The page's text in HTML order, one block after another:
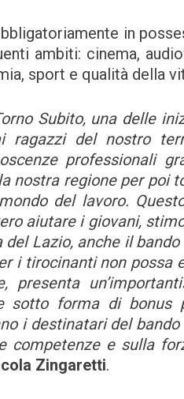
in
ambiti: cinema,
sport e qualità della
Subito, una delle
del nostro
professionali
nostra regione per poi
del lavoro.
aiutare i giovani,
Lazio, anche il bando
i tirocinanti non possa
sotto forma di bonus
i destinatari del bando
competenze e sulla
Zingaretti.